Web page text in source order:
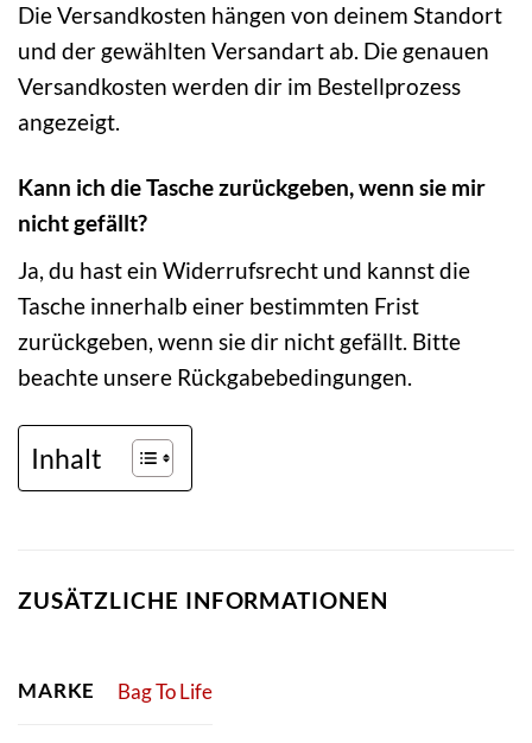
Die Versandkosten hängen von deinem Standort
und der gewählten Versandart ab. Die genauen
Versandkosten werden dir im Bestellprozess
angezeigt.
Kann ich die Tasche zurückgeben, wenn sie mir
nicht gefällt?
Ja, du hast ein Widerrufsrecht und kannst die
Tasche innerhalb einer bestimmten Frist
zurückgeben, wenn sie dir nicht gefällt. Bitte
beachte unsere Rückgabebedingungen.
Inhalt
ZUSÄTZLICHE INFORMATIONEN
MARKE Bag To Life